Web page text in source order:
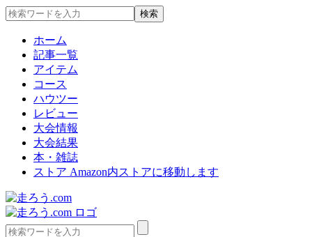
ホーム
記事一覧
アイテム
コース
ハウツー
レビュー
大会情報
大会結果
本・雑誌
ストア Amazon内ストアに移動します